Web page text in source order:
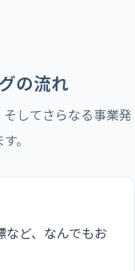
の流れ
してさらなる事業発
。
ど、なんでもお